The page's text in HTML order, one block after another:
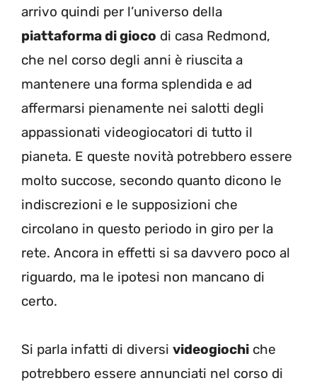
arrivo quindi per l’universo della
piattaforma di gioco di casa Redmond,
che nel corso degli anni è riuscita a
mantenere una forma splendida e ad
affermarsi pienamente nei salotti degli
appassionati videogiocatori di tutto il
pianeta. E queste novità potrebbero essere
molto succose, secondo quanto dicono le
indiscrezioni e le supposizioni che
circolano in questo periodo in giro per la
rete. Ancora in effetti si sa davvero poco al
riguardo, ma le ipotesi non mancano di
certo.
Si parla infatti di diversi videogiochi che
potrebbero essere annunciati nel corso di